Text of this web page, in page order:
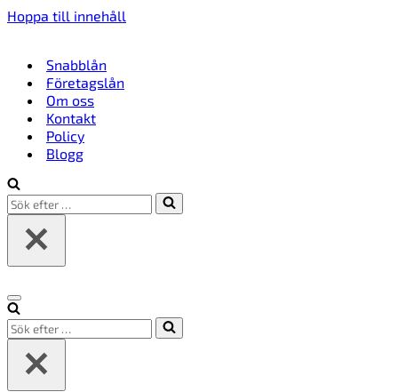
Hoppa till innehåll
Snabblån
Företagslån
Om oss
Kontakt
Policy
Blogg
Sök
efter
Navigeringsmeny
Sök
efter